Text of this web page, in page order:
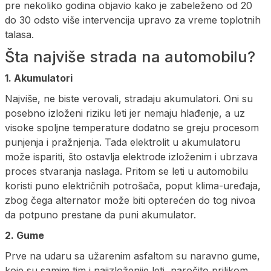
pre nekoliko godina objavio kako je zabeleženo od 20
do 30 odsto više intervencija upravo za vreme toplotnih
talasa.
Šta najviše strada na automobilu?
1. Akumulatori
Najviše, ne biste verovali, stradaju akumulatori. Oni su
posebno izloženi riziku leti jer nemaju hlađenje, a uz
visoke spoljne temperature dodatno se greju procesom
punjenja i pražnjenja. Tada elektrolit u akumulatoru
može ispariti, što ostavlja elektrode izloženim i ubrzava
proces stvaranja naslaga. Pritom se leti u automobilu
koristi puno električnih potrošača, poput klima-uređaja,
zbog čega alternator može biti opterećen do tog nivoa
da potpuno prestane da puni akumulator.
2. Gume
Prve na udaru sa užarenim asfaltom su naravno gume,